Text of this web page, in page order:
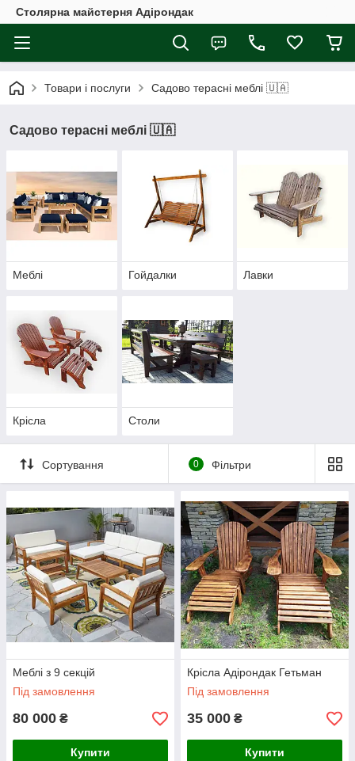
Столярна майстерня Адірондак
Товари і послуги Садово терасні меблі 🇺🇦
Садово терасні меблі 🇺🇦
Меблі Гойдалки Лавки
Крісла Столи
Сортування 0 Фільтри
Меблі з 9 секцій
Під замовлення
80 000 ₴
Купити
Крісла Адірондак Гетьман
Під замовлення
35 000 ₴
Купити